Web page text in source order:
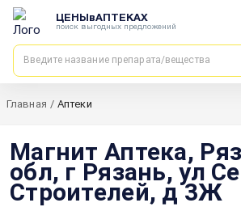
ЦЕНЫвАПТЕКАХ
поиск выгодных предложений
Главная / Аптеки
Магнит Аптека,
обл, г Рязань, ул
Строителей, д 3Ж